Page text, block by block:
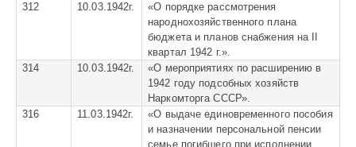
312
10.03.1942г. «О порядке рассмотрения
народнохозяйственного плана
бюджета и планов снабжения на II
квартал 1942 г.».
314
10.03.1942г. «О мероприятиях по расширению в
1942 году подсобных хозяйств
Наркомторга СССР».
316
11.03.1942г. «О выдаче единовременного пособия
и назначении персональной пенсии
семье погибшего при исполнении